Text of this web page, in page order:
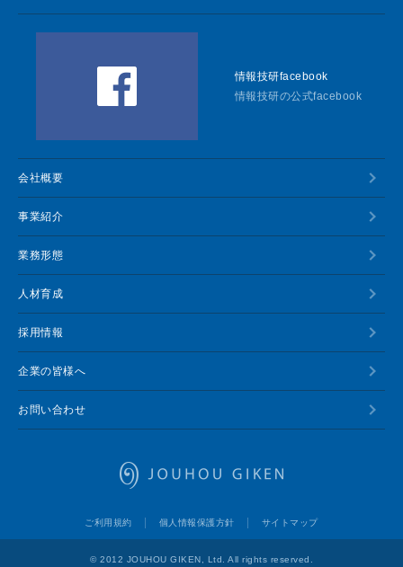
情報技研facebook
情報技研の公式facebook
会社概要
事業紹介
業務形態
人材育成
採用情報
企業の皆様へ
お問い合わせ
ご利用規約 個人情報保護方針 サイトマップ
© 2012 JOUHOU GIKEN, Ltd. All rights reserved.